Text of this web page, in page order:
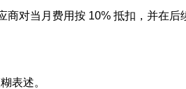
对当月费用按 10% 抵扣，并在
表述。